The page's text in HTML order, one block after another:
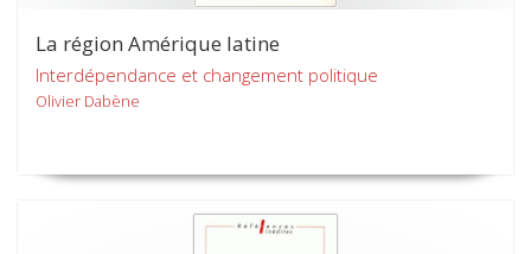
La région Amérique latine
Interdépendance et changement politique
Olivier Dabène